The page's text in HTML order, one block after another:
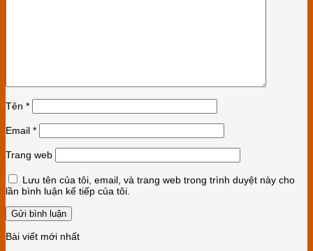
Tên *
Email *
Trang web
Lưu tên của tôi, email, và trang web trong trình duyệt này cho
lần bình luận kế tiếp của tôi.
Bài viết mới nhất